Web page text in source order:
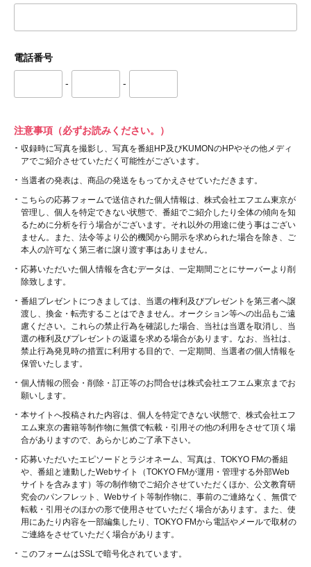
電話番号
- -
注意事項（必ずお読みください。）
収録時に写真を撮影し、写真を番組HP及びKUMONのHPやその他メディ
アでご紹介させていただく可能性がございます。
当選者の発表は、商品の発送をもってかえさせていただきます。
こちらの応募フォームで送信された個人情報は、株式会社エフエム東京が
管理し、個人を特定できない状態で、番組でご紹介したり全体の傾向を知
るために分析を行う場合がございます。それ以外の用途に使う事はござい
ません。また、法令等より公的機関から開示を求められた場合を除き、ご
本人の許可なく第三者に譲り渡す事はありません。
応募いただいた個人情報を含むデータは、一定期間ごとにサーバーより削
除致します。
番組プレゼントにつきましては、当選の権利及びプレゼントを第三者へ譲
渡し、換金・転売することはできません。オークション等への出品もご遠
慮ください。これらの禁止行為を確認した場合、当社は当選を取消し、当
選の権利及びプレゼントの返還を求める場合があります。なお、当社は、
禁止行為発見時の措置に利用する目的で、一定期間、当選者の個人情報を
保管いたします。
個人情報の照会・削除・訂正等のお問合せは株式会社エフエム東京までお
願いします。
本サイトへ投稿された内容は、個人を特定できない状態で、株式会社エフ
エム東京の書籍等制作物に無償で転載・引用その他の利用をさせて頂く場
合がありますので、あらかじめご了承下さい。
応募いただいたエピソードとラジオネーム、写真は、TOKYO FMの番組
や、番組と連動したWebサイト（TOKYO FMが運用・管理する外部Web
サイトを含みます）等の制作物でご紹介させていただくほか、公文教育研
究会のパンフレット、Webサイト等制作物に、事前のご連絡なく、無償で
転載・引用そのほかの形で使用させていただく場合があります。また、使
用にあたり内容を一部編集したり、TOKYO FMから電話やメールで取材の
ご連絡をさせていただく場合があります。
このフォームはSSLで暗号化されています。